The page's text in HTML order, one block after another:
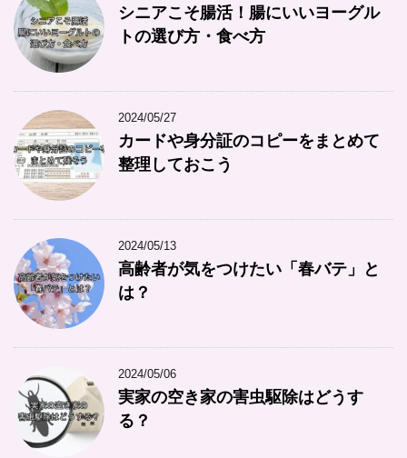
シニアこそ腸活！腸にいいヨーグル
トの選び方・食べ方
2024/05/27
カードや身分証のコピーをまとめて
整理しておこう
2024/05/13
高齢者が気をつけたい「春バテ」と
は？
2024/05/06
実家の空き家の害虫駆除はどうす
る？